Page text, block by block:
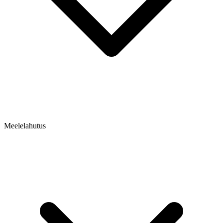
Meelelahutus